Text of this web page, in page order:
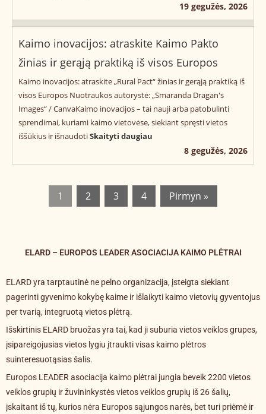
19 gegužės, 2026
Kaimo inovacijos: atraskite Kaimo Pakto
žinias ir gerąją praktiką iš visos Europos
Kaimo inovacijos: atraskite „Rural Pact“ žinias ir gerąją praktiką iš
visos Europos Nuotraukos autorystė: „Smaranda Dragan's
Images“ / CanvaKaimo inovacijos – tai nauji arba patobulinti
sprendimai, kuriami kaimo vietovėse, siekiant spręsti vietos
iššūkius ir išnaudotiSkaityti daugiau
8 gegužės, 2026
1 2 3 4 Pirmyn »
ELARD – EUROPOS LEADER ASOCIACIJA KAIMO PLĖTRAI
ELARD yra tarptautinė ne pelno organizacija, įsteigta siekiant
pagerinti gyvenimo kokybę kaime ir išlaikyti kaimo vietovių gyventojus
per tvarią, integruotą vietos plėtrą.
Išskirtinis ELARD bruožas yra tai, kad ji suburia vietos veiklos grupes,
įsipareigojusias vietos lygiu įtraukti visas kaimo plėtros
suinteresuotąsias šalis.
Europos LEADER asociacija kaimo plėtrai jungia beveik 2200 vietos
veiklos grupių ir žuvininkystės vietos veiklos grupių iš 26 šalių,
įskaitant iš tų, kurios nėra Europos sąjungos narės, bet turi priėmė ir